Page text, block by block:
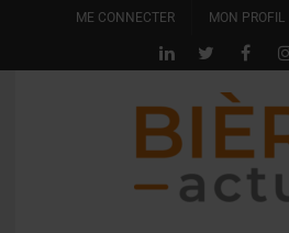
ME CONNECTER MON PROFIL